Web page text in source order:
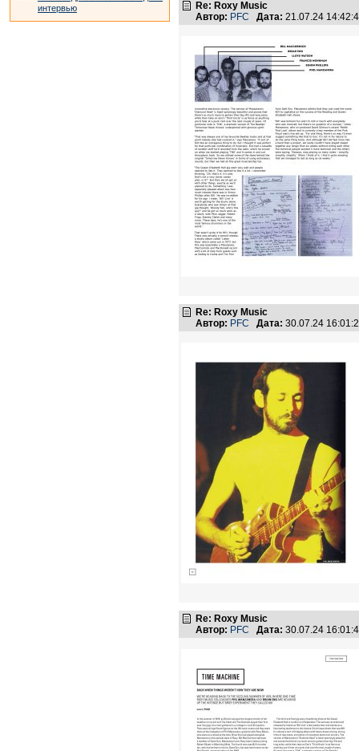
интервью
Re: Roxy Music
Автор: PFC Дата: 21.07.24
Re: Roxy Music
Автор: PFC Дата: 30.07.24
Re: Roxy Music
Автор: PFC Дата: 30.07.24